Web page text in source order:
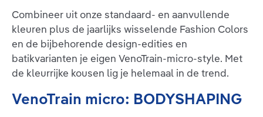
Combineer uit onze standaard- en aanvullende
kleuren plus de jaarlijks wisselende Fashion Colors
en de bijbehorende design-edities en
batikvarianten je eigen VenoTrain-micro-style. Met
de kleurrijke kousen lig je helemaal in de trend.
VenoTrain micro: BODYSHAPING